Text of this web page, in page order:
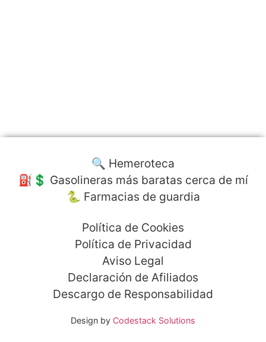
🔍 Hemeroteca
⛽️💲 Gasolineras más baratas cerca de mí
🐍 Farmacias de guardia
Política de Cookies
Política de Privacidad
Aviso Legal
Declaración de Afiliados
Descargo de Responsabilidad
Design by Codestack Solutions